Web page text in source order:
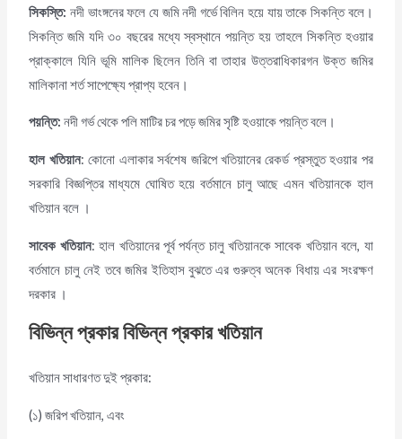
সিকস্তি: নদী ভাংঙ্গনের ফলে যে জমি নদী গর্ভে বিলিন হয়ে যায় তাকে সিকন্তি বলে।
সিকন্তি জমি যদি ৩০ বছরের মধ্যে স্বস্থানে পয়ন্তি হয় তাহলে সিকন্তি হওয়ার
প্রাক্কালে যিনি ভূমি মালিক ছিলেন তিনি বা তাহার উত্তরাধিকারগন উক্ত জমির
মালিকানা শর্ত সাপেক্ষ্যে প্রাপ্য হবেন।
পয়ন্তি: নদী গর্ভ থেকে পলি মাটির চর পড়ে জমির সৃষ্টি হওয়াকে পয়ন্তি বলে।
হাল খতিয়ান: কোনো এলাকার সর্বশেষ জরিপে খতিয়ানের রেকর্ড প্রস্তুত হওয়ার পর
সরকারি বিজ্ঞপ্তির মাধ্যমে ঘোষিত হয়ে বর্তমানে চালু আছে এমন খতিয়ানকে হাল
খতিয়ান বলে ।
সাবেক খতিয়ান: হাল খতিয়ানের পূর্ব পর্যন্ত চালু খতিয়ানকে সাবেক খতিয়ান বলে, যা
বর্তমানে চালু নেই তবে জমির ইতিহাস বুঝতে এর গুরুত্ব অনেক বিধায় এর সংরক্ষণ
দরকার ।
বিভিন্ন প্রকার বিভিন্ন প্রকার খতিয়ান
খতিয়ান সাধারণত দুই প্রকার:
(১) জরিপ খতিয়ান, এবং